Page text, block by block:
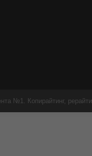
№1. Копирайтинг,